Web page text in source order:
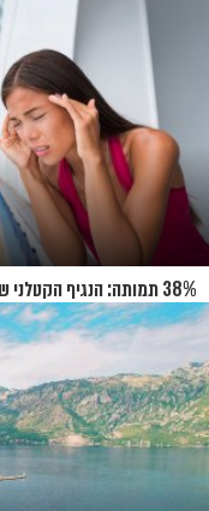
38% תמותה: הנגיף הקטלני שנחשף בקרוז באוקיינוס האטלנטי